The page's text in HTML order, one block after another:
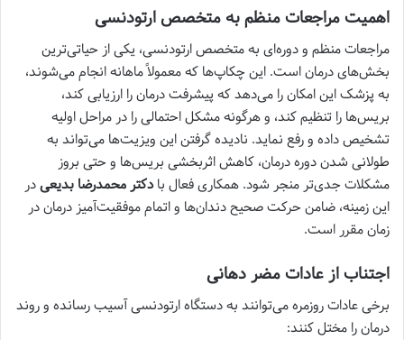
اهمیت مراجعات منظم به متخصص ارتودنسی
مراجعات منظم و دوره‌ای به متخصص ارتودنسی، یکی از حیاتی‌ترین
بخش‌های درمان است. این چکاپ‌ها که معمولاً ماهانه انجام می‌شوند،
به پزشک این امکان را می‌دهد که پیشرفت درمان را ارزیابی کند،
بریس‌ها را تنظیم کند، و هرگونه مشکل احتمالی را در مراحل اولیه
تشخیص داده و رفع نماید. نادیده گرفتن این ویزیت‌ها می‌تواند به
طولانی شدن دوره درمان، کاهش اثربخشی بریس‌ها و حتی بروز
مشکلات جدی‌تر منجر شود. همکاری فعال بادکتر محمدرضا بدیعیدر
این زمینه، ضامن حرکت صحیح دندان‌ها و اتمام موفقیت‌آمیز درمان در
زمان مقرر است.
اجتناب از عادات مضر دهانی
برخی عادات روزمره می‌توانند به دستگاه ارتودنسی آسیب رسانده و روند
درمان را مختل کنند: